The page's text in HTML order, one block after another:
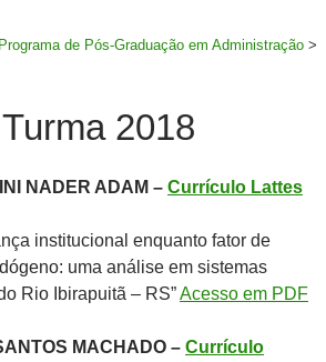
Programa de Pós-Graduação em Administração >
2018
NADER ADAM – Currículo Lattes
institucional enquanto fator de
uma análise em sistemas
Rio Ibirapuitã – RS”Acesso em PDF
MACHADO – Currículo